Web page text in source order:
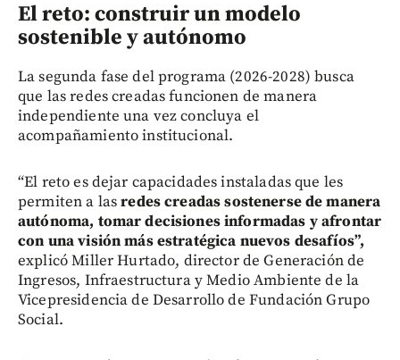
El reto: construir un modelo
sostenible y autónomo
La segunda fase del programa (2026-2028) busca
que las redes creadas funcionen de manera
independiente una vez concluya el
acompañamiento institucional.
“El reto es dejar capacidades instaladas que les
permiten a lasredes creadas sostenerse de manera
autónoma, tomar decisiones informadas y afrontar
con una visión más estratégica nuevos desafíos”,
explicó Miller Hurtado, director de Generación de
Ingresos, Infraestructura y Medio Ambiente de la
Vicepresidencia de Desarrollo de Fundación Grupo
Social.